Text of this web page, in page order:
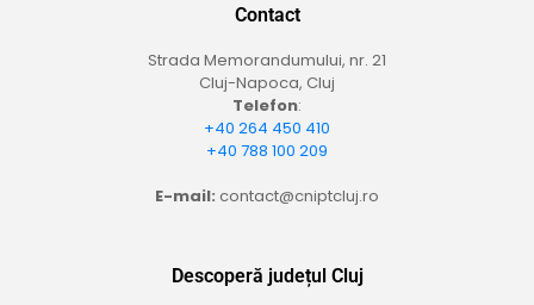
Contact
Strada Memorandumului, nr. 21
Cluj-Napoca, Cluj
Telefon:
+40 264 450 410
+40 788 100 209
E-mail: contact@cniptcluj.ro
Descoperă județul Cluj